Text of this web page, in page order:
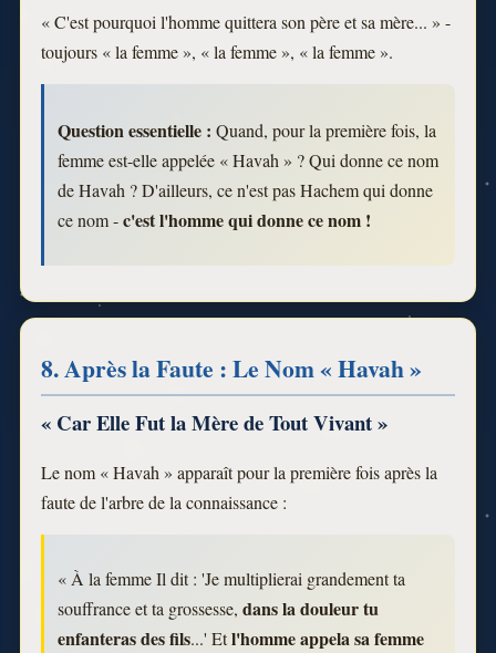
« C'est pourquoi l'homme quittera son père et sa mère... » -
toujours « la femme », « la femme », « la femme ».
Question essentielle : Quand, pour la première fois, la
femme est-elle appelée « Havah » ? Qui donne ce nom
de Havah ? D'ailleurs, ce n'est pas Hachem qui donne
ce nom -c'est l'homme qui donne ce nom !
8. Après la Faute : Le Nom « Havah »
« Car Elle Fut la Mère de Tout Vivant »
Le nom « Havah » apparaît pour la première fois après la
faute de l'arbre de la connaissance :
« À la femme Il dit : 'Je multiplierai grandement ta
souffrance et ta grossesse, dans la douleur tu
enfanteras des fils...' Etl'homme appela sa femme